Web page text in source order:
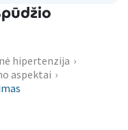
hipertenzija ›
aspektai ›